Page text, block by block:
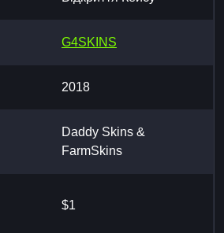
G4SKINS
2018
Daddy Skins &
FarmSkins
$1